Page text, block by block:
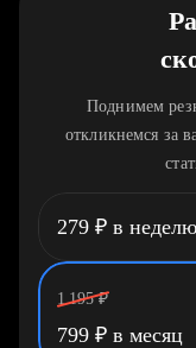
Поднимем
откликнемся за
279 ₽ в неделю
1 195 ₽
799 ₽ в месяц